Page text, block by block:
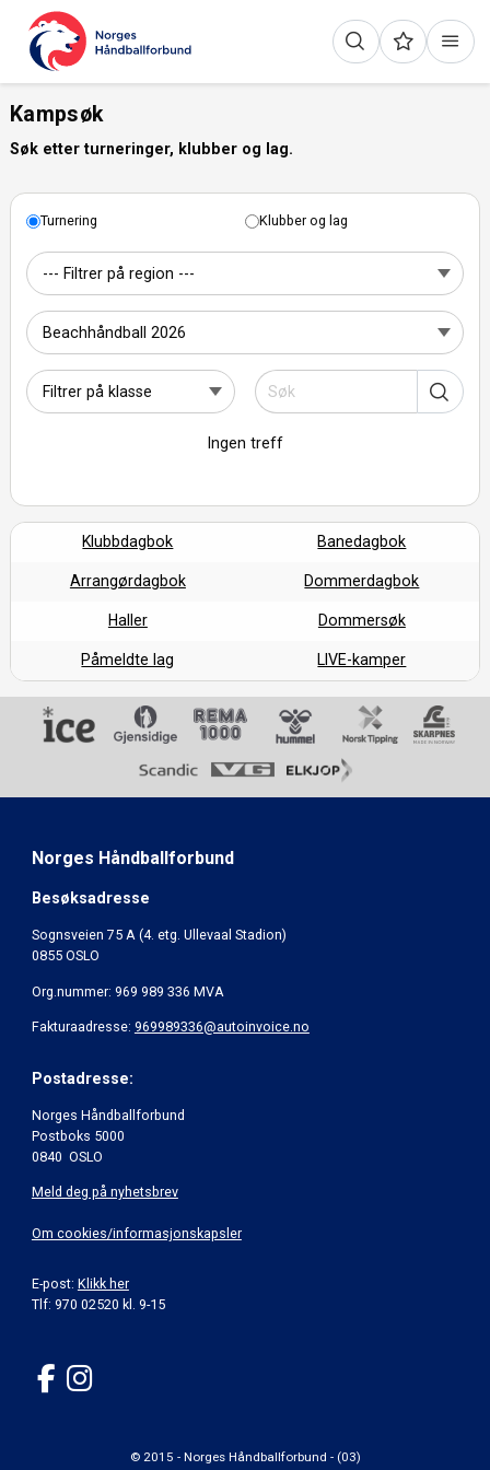
Kampsøk
Søk etter turneringer, klubber og lag.
Turnering Klubber og lag
Ingen treff
Klubbdagbok Banedagbok
Arrangørdagbok Dommerdagbok
Haller Dommersøk
Påmeldte lag LIVE-kamper
Norges Håndballforbund
Besøksadresse
Sognsveien 75 A (4. etg. Ullevaal Stadion)
0855 OSLO
Org.nummer: 969 989 336 MVA
Fakturaadresse: 969989336@autoinvoice.no
Postadresse:
Norges Håndballforbund
Postboks 5000
0840 OSLO
Meld deg på nyhetsbrev
Om cookies/informasjonskapsler
E-post: Klikk her
Tlf: 970 02520 kl. 9-15
© 2015 - Norges Håndballforbund - (03)